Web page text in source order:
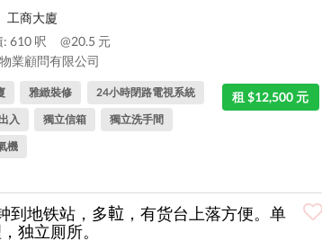
工商大廈
610 呎
@20.5 元
業顧問有限公司
租 $12,500 元
雅緻裝修
24小時閉路電視系統
入
獨立信箱
獨立洗手間
機
到地铁站，多𨋢，有货台上落方便。单
独立厠所。